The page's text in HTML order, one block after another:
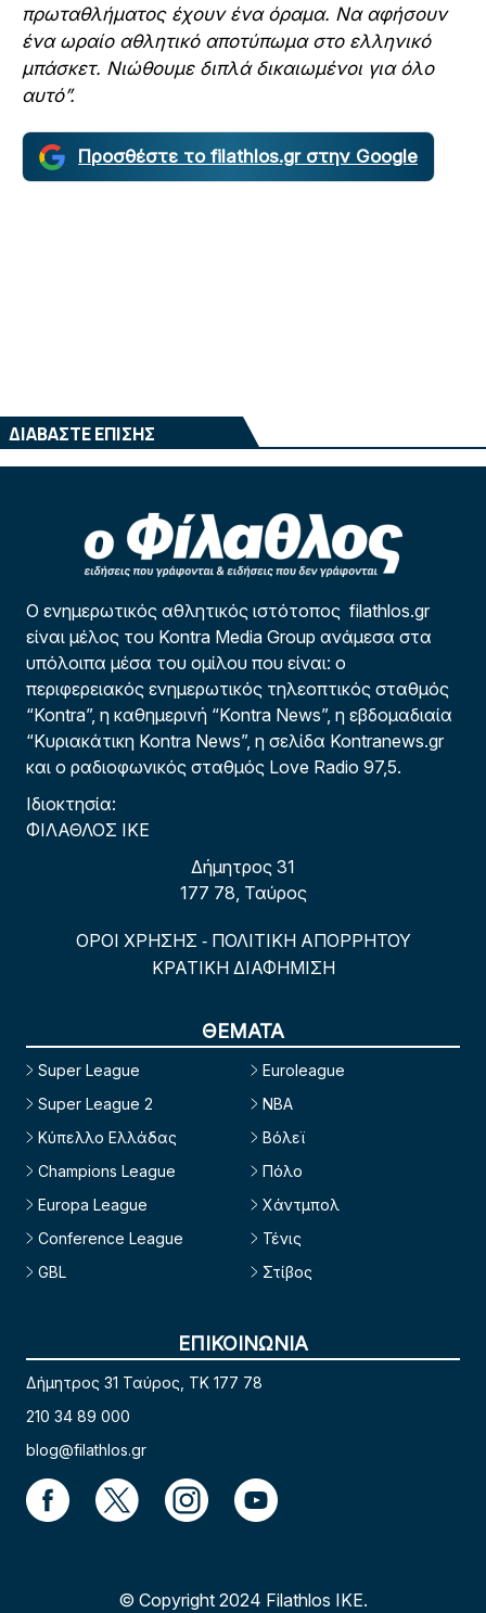
πρωταθλήματος έχουν ένα όραμα. Να αφήσουν
ένα ωραίο αθλητικό αποτύπωμα στο ελληνικό
μπάσκετ. Νιώθουμε διπλά δικαιωμένοι για όλο
αυτό”.
Προσθέστε το filathlos.gr στην Google
ΔΙΑΒΑΣΤΕ ΕΠΙΣΗΣ
Ο ενημερωτικός αθλητικός ιστότοπος filathlos.gr
είναι μέλος του Kontra Media Group ανάμεσα στα
υπόλοιπα μέσα του ομίλου που είναι: ο
περιφερειακός ενημερωτικός τηλεοπτικός σταθμός
“Kontra”, η καθημερινή “Kontra News”, η εβδομαδιαία
“Κυριακάτικη Kontra News”, η σελίδα Kontranews.gr
και ο ραδιοφωνικός σταθμός Love Radio 97,5.
Ιδιοκτησία:
ΦΙΛΑΘΛΟΣ ΙΚΕ
Δήμητρος 31
177 78, Ταύρος
ΟΡΟΙ ΧΡΗΣΗΣ - ΠΟΛΙΤΙΚΗ ΑΠΟΡΡΗΤΟΥ
ΚΡΑΤΙΚΗ ΔΙΑΦΗΜΙΣΗ
ΘΕΜΑΤΑ
Super League
Super League 2
Κύπελλο Ελλάδας
Champions League
Europa League
Conference League
GBL
Euroleague
NBA
Βόλεϊ
Πόλο
Χάντμπολ
Τένις
Στίβος
ΕΠΙΚΟΙΝΩΝΙΑ
Δήμητρος 31 Ταύρος, TK 177 78
210 34 89 000
blog@filathlos.gr
© Copyright 2024 Filathlos ΙΚΕ.